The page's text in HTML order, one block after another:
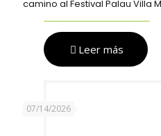
camino al Festival Palau Villa
Leer más
07/14/2026